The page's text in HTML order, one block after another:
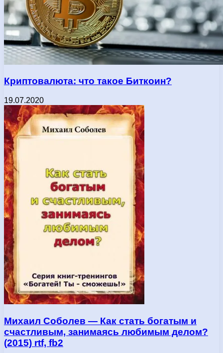
Криптовалюта: что такое Биткоин?
19.07.2020
Михаил Соболев — Как стать богатым и
счастливым, занимаясь любимым делом?
(2015) rtf, fb2